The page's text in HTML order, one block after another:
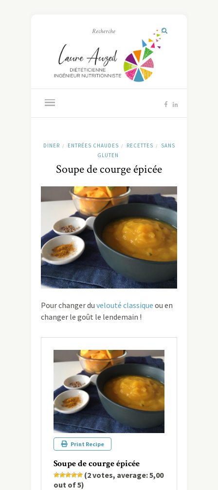
DINER / ENTRÉES CHAUDES / RECETTES /
SANS
GLUTEN
Soupe de courge épicée
Pour changer du velouté classique ou en
changer le goût le lendemain !
Print Recipe
Soupe de courge épicée
(2votes, average:5,00
out of 5)